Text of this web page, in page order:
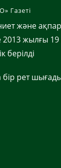
Газеті
және
2013 жылғы 19
берілді
бір рет